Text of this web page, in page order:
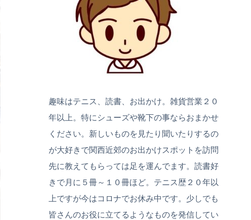
趣味はテニス、読書、お出かけ。雑貨営業２０
年以上。特にシューズや靴下の事ならおまかせ
ください。新しいものを見たり聞いたりするの
が大好きで関西近郊のお出かけスポットを訪問
先に教えてもらっては足を運んでます。読書好
きで月に５冊～１０冊ほど。テニス歴２０年以
上ですが今はコロナでお休み中です。少しでも
皆さんのお役に立てるようなものを発信してい